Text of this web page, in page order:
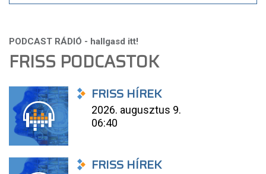
FRISS PODCASTOK
FRISS HÍREK
2026. augusztus 9.
06:40
FRISS HÍREK